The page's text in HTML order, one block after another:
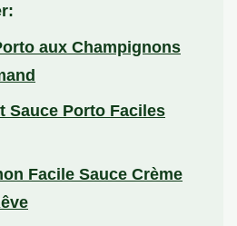
aux Champignons
Sauce Porto Faciles
Facile Sauce Crème